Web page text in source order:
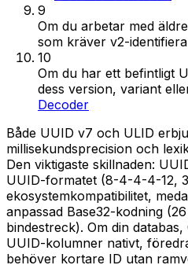
9
Om du arbetar med
som kräver v2-
10
Om du har ett befintligt
dess version, variant
Decoder
Både UUID v7 och ULID
millisekundsprecision och
Den viktigaste skillnaden:
UUID-formatet (8-4-4-4-12,
ekosystemkompatibilitet,
anpassad Base32-kodning
bindestreck). Om din
UUID-kolumner nativt,
behöver kortare ID utan